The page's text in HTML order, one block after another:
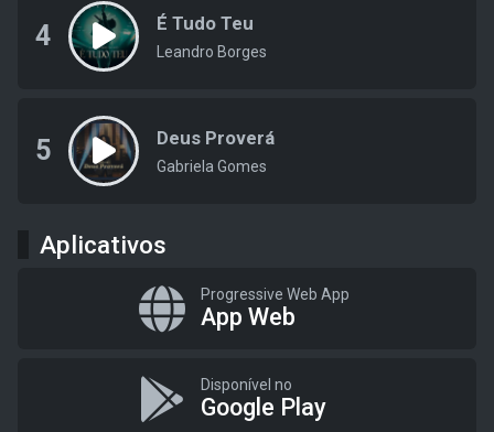
4 É Tudo Teu
Leandro Borges
5 Deus Proverá
Gabriela Gomes
Aplicativos
Progressive Web App
App Web
Disponível no
Google Play